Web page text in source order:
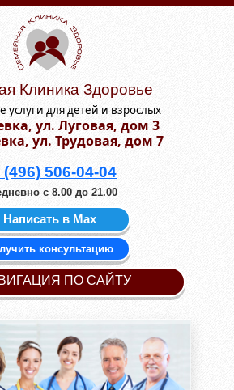
Клиника Здоровье
услуги для детей и взрослых
ул. Луговая, дом 3
ул. Трудовая, дом 7
(496) 506-04-04
с 8.00 до 21.00
Написать в Мах
консультацию
ПО САЙТУ